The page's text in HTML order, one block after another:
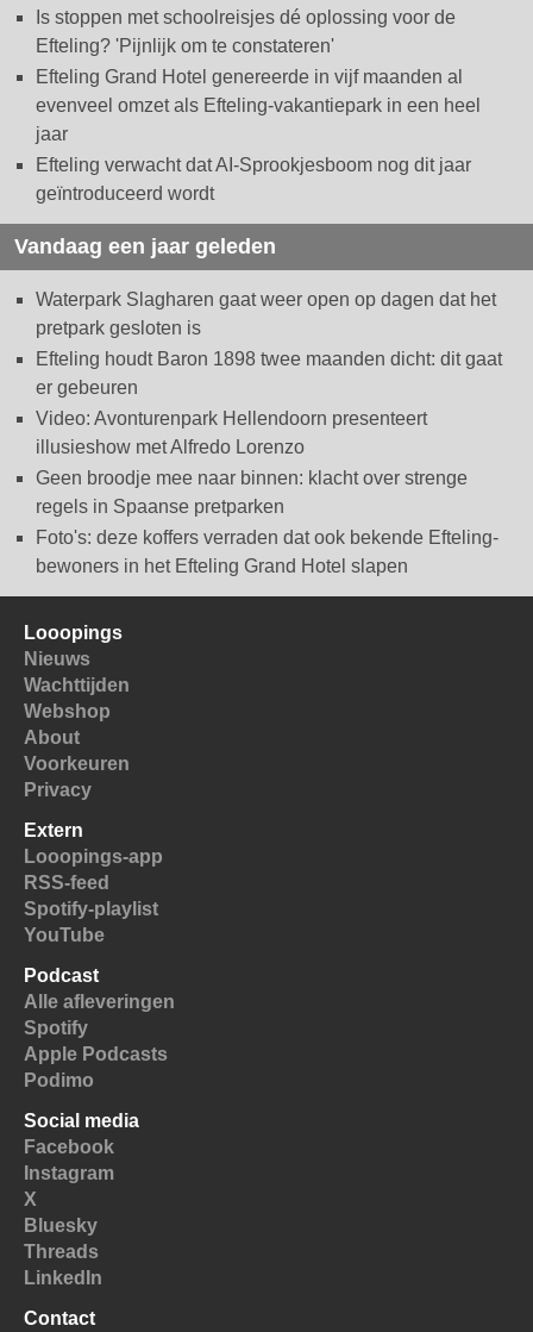
Is stoppen met schoolreisjes dé oplossing voor de
Efteling? 'Pijnlijk om te constateren'
Efteling Grand Hotel genereerde in vijf maanden al
evenveel omzet als Efteling-vakantiepark in een heel
jaar
Efteling verwacht dat AI-Sprookjesboom nog dit jaar
geïntroduceerd wordt
Vandaag een jaar geleden
Waterpark Slagharen gaat weer open op dagen dat het
pretpark gesloten is
Efteling houdt Baron 1898 twee maanden dicht: dit gaat
er gebeuren
Video: Avonturenpark Hellendoorn presenteert
illusieshow met Alfredo Lorenzo
Geen broodje mee naar binnen: klacht over strenge
regels in Spaanse pretparken
Foto's: deze koffers verraden dat ook bekende Efteling-
bewoners in het Efteling Grand Hotel slapen
Looopings
Nieuws
Wachttijden
Webshop
About
Voorkeuren
Privacy
Extern
Looopings-app
RSS-feed
Spotify-playlist
YouTube
Podcast
Alle afleveringen
Spotify
Apple Podcasts
Podimo
Social media
Facebook
Instagram
X
Bluesky
Threads
LinkedIn
Contact